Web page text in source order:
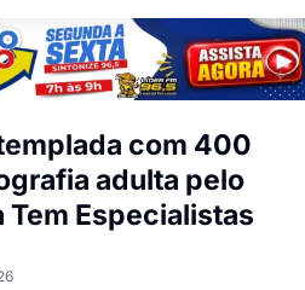
com 400
adulta pelo
Tem Especialistas